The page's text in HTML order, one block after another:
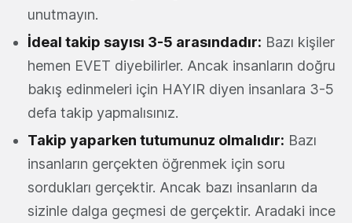
unutmayın.
İdeal takip sayısı 3-5 arasındadır: Bazı kişiler
hemen EVET diyebilirler. Ancak insanların doğru
bakış edinmeleri için HAYIR diyen insanlara 3-5
defa takip yapmalısınız.
Takip yaparken tutumunuz olmalıdır: Bazı
insanların gerçekten öğrenmek için soru
sordukları gerçektir. Ancak bazı insanların da
sizinle dalga geçmesi de gerçektir. Aradaki ince